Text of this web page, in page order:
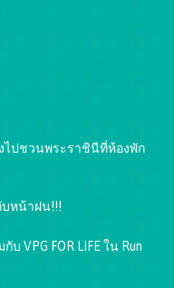
ไปชวนพระราชินีที่ห้องพัก
บหน้าฝน!!!
VPG FOR LIFE ใน Run